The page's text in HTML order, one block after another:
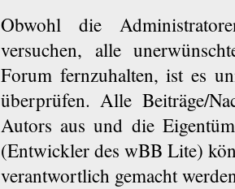
Obwohl die
versuchen, alle
Forum fernzuhalten, ist es
überprüfen. Alle Beiträge/
Autors aus und die
(Entwickler des wBB Lite)
verantwortlich gemacht